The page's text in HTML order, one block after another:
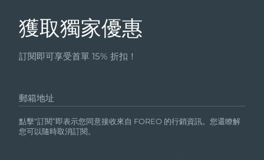
獲取獨家優惠
訂閱即可享受首單 15% 折扣！
郵箱地址
點擊“訂閱”即表示您同意接收來自 FOREO 的行銷資訊。您還瞭解
您可以隨時取消訂閱。